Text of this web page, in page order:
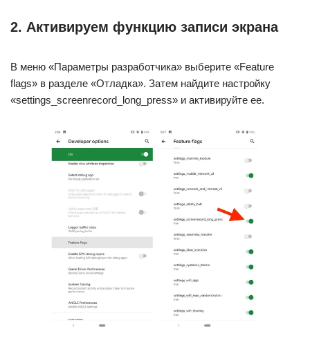
2. Активируем функцию записи экрана
В меню «Параметры разработчика» выберите «Feature
flags» в разделе «Отладка». Затем найдите настройку
«settings_screenrecord_long_press» и активируйте ее.